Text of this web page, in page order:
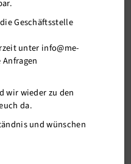
der Stadtwerke Düsseldorf
einen kostenlosen
als Dankeschön für ihr
Verein.
sowie Preußen
Stadionluft in der
AG!
Geschäftsstelle
unter info@me-
wir wieder zu den
da.
und wünschen